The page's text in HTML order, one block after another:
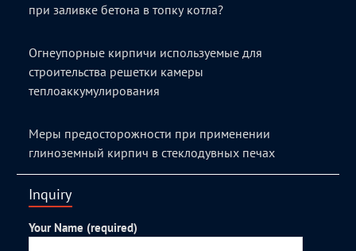
при заливке бетона в топку котла?
Огнеупорные кирпичи используемые для
строительства решетки камеры
теплоаккумулирования
Меры предосторожности при применении
глиноземный кирпич в стеклодувных печах
Inquiry
Your Name (required)